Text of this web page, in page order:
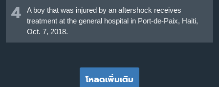
4
A boy that was injured by an aftershock receives
treatment at the general hospital in Port-de-Paix, Haiti,
Oct. 7, 2018.
โหลดเพิ่มเติม